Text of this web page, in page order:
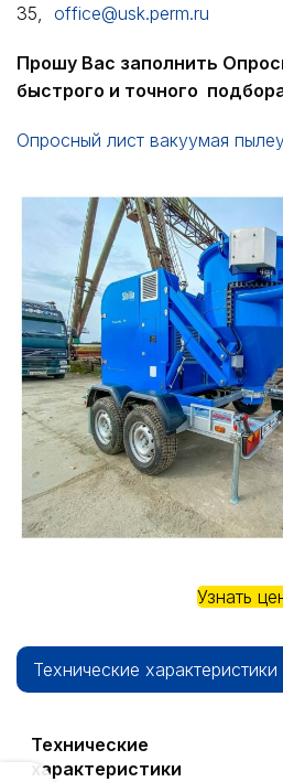
35, office@usk.perm.ru
Прошу Вас заполнить
быстрого и точного
Опросный лист вакуумая
Узнать
Технические характеристики
Технические
характеристики